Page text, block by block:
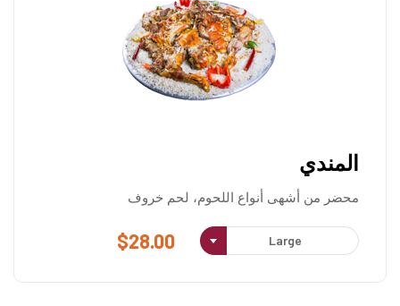
المندي
محضر من أشهى أنواع اللحوم، لحم خروف
Large
$28.00